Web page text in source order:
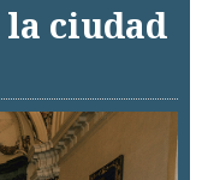
la ciudad